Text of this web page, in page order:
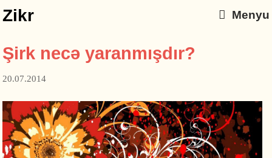
Zikr Menyu
Şirk necə yaranmışdır?
20.07.2014